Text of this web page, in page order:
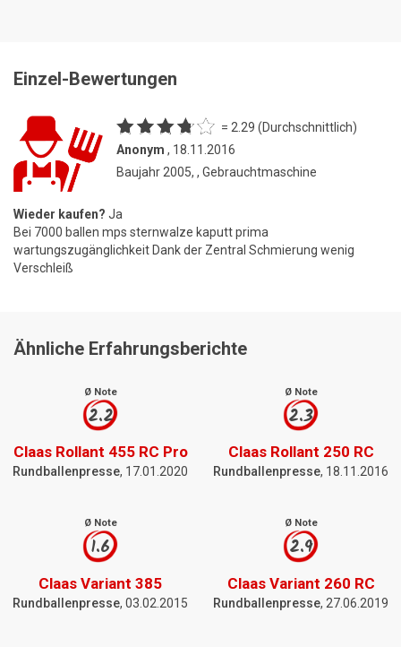
Einzel-Bewertungen
= 2.29 (Durchschnittlich)
Anonym , 18.11.2016
Baujahr 2005, , Gebrauchtmaschine
Wieder kaufen? Ja
Bei 7000 ballen mps sternwalze kaputt prima
wartungszugänglichkeit Dank der Zentral Schmierung wenig
Verschleiß
Ähnliche Erfahrungsberichte
Ø Note
2.2
Claas Rollant 455 RC Pro
Rundballenpresse, 17.01.2020
Ø Note
2.3
Claas Rollant 250 RC
Rundballenpresse, 18.11.2016
Ø Note
1.6
Claas Variant 385
Rundballenpresse, 03.02.2015
Ø Note
2.9
Claas Variant 260 RC
Rundballenpresse, 27.06.2019